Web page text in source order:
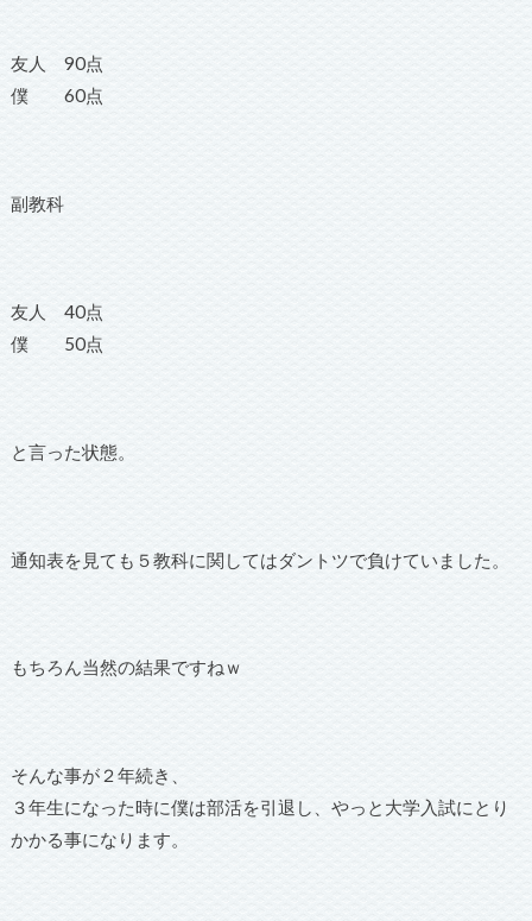
友人 90点
僕 60点
副教科
友人 40点
僕 50点
と言った状態。
通知表を見ても５教科に関してはダントツで負けていました。
もちろん当然の結果ですねｗ
そんな事が２年続き、
３年生になった時に僕は部活を引退し、やっと大学入試にとり
かかる事になります。